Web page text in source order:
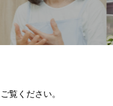
覧ください。